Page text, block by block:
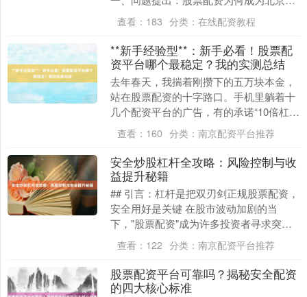
资者的关注焦点？ 股票配资，即投资者通
过....
查看： 183 分类： 在线配资教程
**新手经验型**：新手必看！股票配
资平台哪个最稳定？我的实测总结
去年春天，我揣着刚攒下的五万块本金，
站在股票配资的十字路口。手机里躺着十
几个配资平台的广告，有的承诺“10倍杠
杆，日结收益”，有的标榜“零门槛、秒到
账”。我像走....
查看： 160 分类： 南京配资平台推荐
安全炒股杠杆全攻略：风险控制与收
益提升秘籍
## 引言：杠杆是把双刃剑正规股票配资，
安全用好是关键 在股市波动加剧的当
下，"股票配资"成为许多投资者寻求突破
的热门选择。通过杠杆放大本金，既能抓
住转瞬即逝的....
查看： 122 分类： 南京配资平台推荐
股票配资平台可靠吗？揭秘安全配资
的四大核心标准